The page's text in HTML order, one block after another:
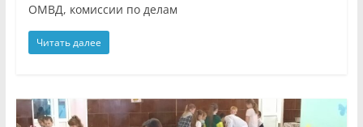
ОМВД, комиссии по делам
Читать далее